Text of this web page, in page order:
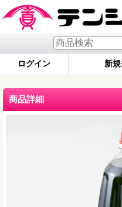
ログイン 新
商品詳細